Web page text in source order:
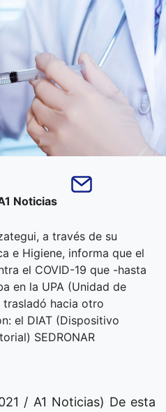
Noticias
a través de su
e Higiene, informa que el
el COVID-19 que -hasta
en la UPA (Unidad de
trasladó hacia otro
el DIAT (Dispositivo
SEDRONAR
/ A1 Noticias) De esta